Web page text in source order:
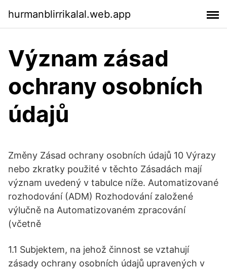
hurmanblirrikalal.web.app
Význam zásad
ochrany osobních
údajů
Změny Zásad ochrany osobních údajů 10 Výrazy
nebo zkratky použité v těchto Zásadách mají
význam uvedený v tabulce níže. Automatizované
rozhodování (ADM) Rozhodování založené
výlučně na Automatizovaném zpracování
(včetně
1.1 Subjektem, na jehož činnost se vztahují
zásady ochrany osobních údajů upravených v